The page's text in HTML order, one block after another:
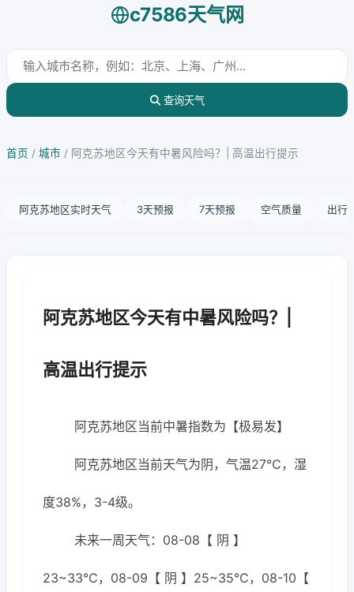
c7586天气网
查询天气
首页 / 城市 / 阿克苏地区今天有中暑风险吗？| 高温出行提示
阿克苏地区实时天气 3天预报 7天预报 空气质量 出行
阿克苏地区今天有中暑风险吗？|
高温出行提示
阿克苏地区当前中暑指数为【极易发】
阿克苏地区当前天气为阴，气温27℃，湿
度38%，3-4级。
未来一周天气：08-08【 阴 】
23~33℃，08-09【 阴 】25~35℃，08-10【